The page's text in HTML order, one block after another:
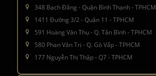
348 Bạch Đằng - Quận Bình Thạnh - TPHCM
1411 Đường 3/2 - Quận 11 - TPHCM
591 Hoàng Văn Thụ - Q. Tân Bình - TPHCM
580 Phan Văn Trị - Q. Gò Vấp - TPHCM
177 Nguyễn Thị Thập - Q7 - TPHCM